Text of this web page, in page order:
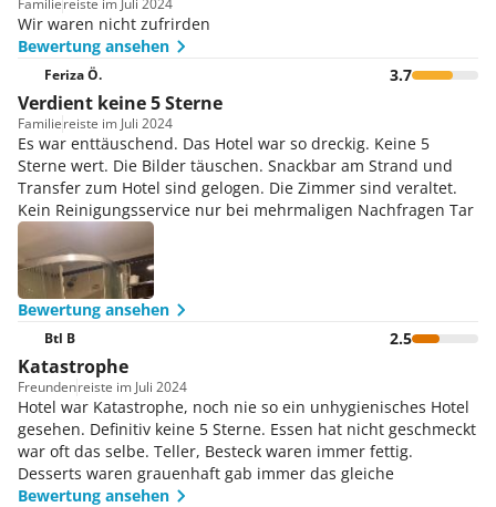
Familiereiste im Juli 2024
Wir waren nicht zufrirden
Bewertung ansehen
Feriza Ö. 3.7
Verdient keine 5 Sterne
Familiereiste im Juli 2024
Es war enttäuschend. Das Hotel war so dreckig. Keine 5
Sterne wert. Die Bilder täuschen. Snackbar am Strand und
Transfer zum Hotel sind gelogen. Die Zimmer sind veraltet.
Kein Reinigungsservice nur bei mehrmaligen Nachfragen Tar
Bewertung ansehen
Btl B 2.5
Katastrophe
Freundenreiste im Juli 2024
Hotel war Katastrophe, noch nie so ein unhygienisches Hotel
gesehen. Definitiv keine 5 Sterne. Essen hat nicht geschmeckt
war oft das selbe. Teller, Besteck waren immer fettig.
Desserts waren grauenhaft gab immer das gleiche
Bewertung ansehen